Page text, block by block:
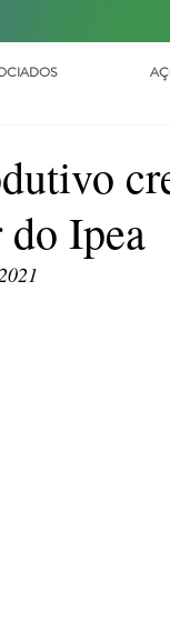
Ipea